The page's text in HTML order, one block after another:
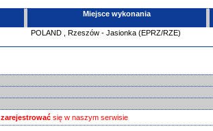
Miejsce wykonania
POLAND Rzeszów - Jasionka (EPRZ/RZE)
zarejestrować się w naszym serwisie